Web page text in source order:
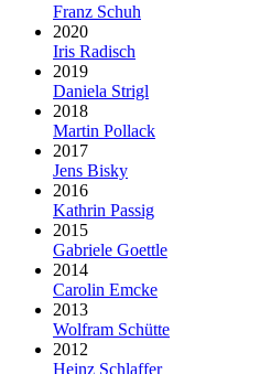
Franz Schuh
2020
Iris Radisch
2019
Daniela Strigl
2018
Martin Pollack
2017
Jens Bisky
2016
Kathrin Passig
2015
Gabriele Goettle
2014
Carolin Emcke
2013
Wolfram Schütte
2012
Heinz Schlaffer